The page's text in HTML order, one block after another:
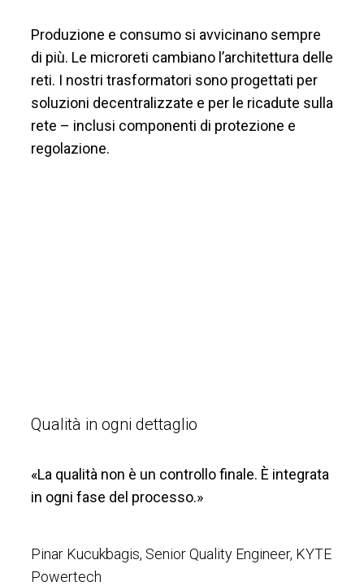
Produzione e consumo si avvicinano sempre
di più. Le microreti cambiano l’architettura delle
reti. I nostri trasformatori sono progettati per
soluzioni decentralizzate e per le ricadute sulla
rete – inclusi componenti di protezione e
regolazione.
Qualità in ogni dettaglio
«La qualità non è un controllo finale. È integrata
in ogni fase del processo.»
Pinar Kucukbagis, Senior Quality Engineer, KYTE
Powertech